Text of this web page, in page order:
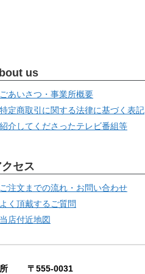
us
ごあいさつ・事業所概要
特定商取引に関する法律に基づく表記
紹介してくださったテレビ番組等
セス
ご注文までの流れ・お問い合わせ
よく頂戴するご質問
当店付近地図
所 〒555-0031